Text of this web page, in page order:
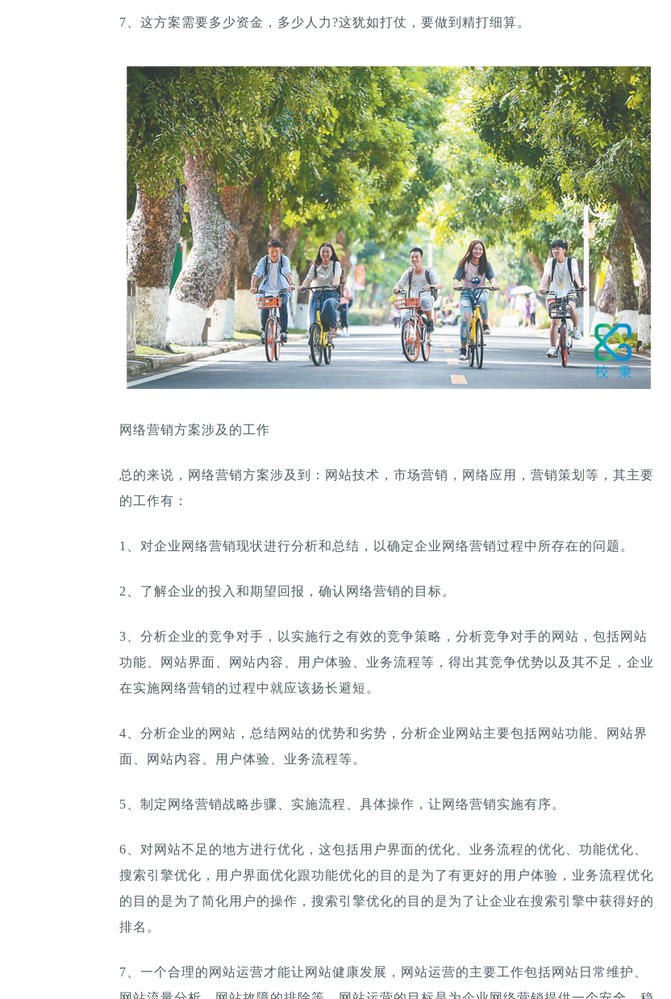
7、这方案需要多少资金，多少人力?这犹如打仗，要做到精打细算。
网络营销方案涉及的工作
总的来说，网络营销方案涉及到：网站技术，市场营销，网络应用，营销策划等，其主要
的工作有：
1、对企业网络营销现状进行分析和总结，以确定企业网络营销过程中所存在的问题。
2、了解企业的投入和期望回报，确认网络营销的目标。
3、分析企业的竞争对手，以实施行之有效的竞争策略，分析竞争对手的网站，包括网站
功能、网站界面、网站内容、用户体验、业务流程等，得出其竞争优势以及其不足，企业
在实施网络营销的过程中就应该扬长避短。
4、分析企业的网站，总结网站的优势和劣势，分析企业网站主要包括网站功能、网站界
面、网站内容、用户体验、业务流程等。
5、制定网络营销战略步骤、实施流程、具体操作，让网络营销实施有序。
6、对网站不足的地方进行优化，这包括用户界面的优化、业务流程的优化、功能优化、
搜索引擎优化，用户界面优化跟功能优化的目的是为了有更好的用户体验，业务流程优化
的目的是为了简化用户的操作，搜索引擎优化的目的是为了让企业在搜索引擎中获得好的
排名。
7、一个合理的网站运营才能让网站健康发展，网站运营的主要工作包括网站日常维护、